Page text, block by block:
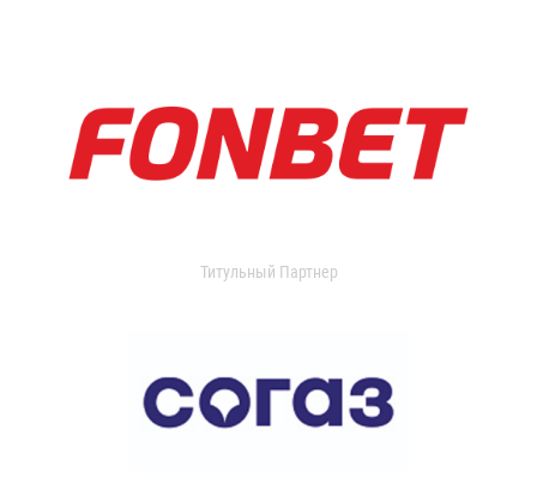
Титульный Партнер